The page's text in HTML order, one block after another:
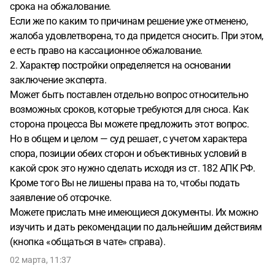
срока на обжалование.
Если же по каким то причинам решение уже отменено,
жалоба удовлетворена, то да придется сносить. При этом,
е есть право на кассационное обжалование.
2. Характер постройки определяется на основании
заключение эксперта.
Может быть поставлен отдельно вопрос относительно
возможных сроков, которые требуются для сноса. Как
сторона процесса Вы можете предложить этот вопрос.
Но в общем и целом — суд решает, с учетом характера
спора, позиции обеих сторон и объективных условий в
какой срок это нужно сделать исходя из ст. 182 АПК РФ.
Кроме того Вы не лишены права на то, чтобы подать
заявление об отсрочке.
Можете прислать мне имеющиеся документы. Их можно
изучить и дать рекомендации по дальнейшим действиям
(кнопка «общаться в чате» справа).
02 марта, 11:37